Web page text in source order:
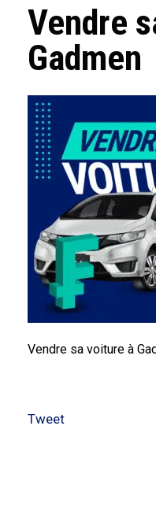
Vendre
Gadmen
Vendre sa voiture à
Tweet